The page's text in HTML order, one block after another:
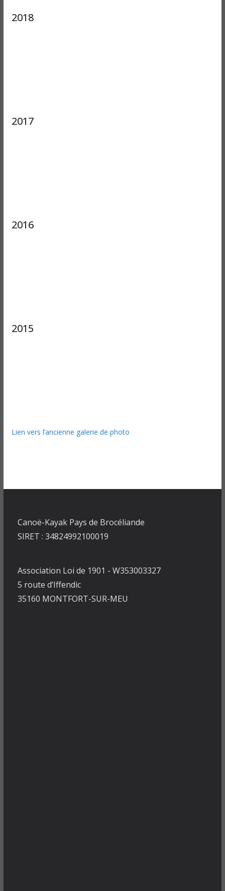
2018
2017
2016
2015
Lien vers l’ancienne galerie de photo
Canoë-Kayak Pays de Brocéliande
SIRET : 34824992100019
Association Loi de 1901 - W353003327
5 route d’Iffendic
35160 MONTFORT-SUR-MEU